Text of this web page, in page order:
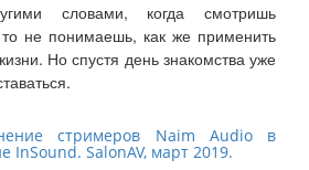
словами, когда смотришь
не понимаешь, как же применить
Но спустя день знакомства уже
стримеров Naim Audio в
InSound. SalonAV, март 2019.